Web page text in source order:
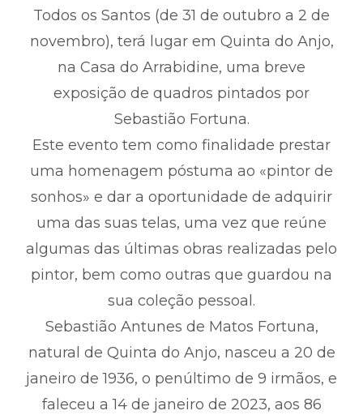
Todos os Santos (de 31 de outubro a 2 de
novembro), terá lugar em Quinta do Anjo,
na Casa do Arrabidine, uma breve
exposição de quadros pintados por
Sebastião Fortuna.
Este evento tem como finalidade prestar
uma homenagem póstuma ao «pintor de
sonhos» e dar a oportunidade de adquirir
uma das suas telas, uma vez que reúne
algumas das últimas obras realizadas pelo
pintor, bem como outras que guardou na
sua coleção pessoal.
Sebastião Antunes de Matos Fortuna,
natural de Quinta do Anjo, nasceu a 20 de
janeiro de 1936, o penúltimo de 9 irmãos, e
faleceu a 14 de janeiro de 2023, aos 86